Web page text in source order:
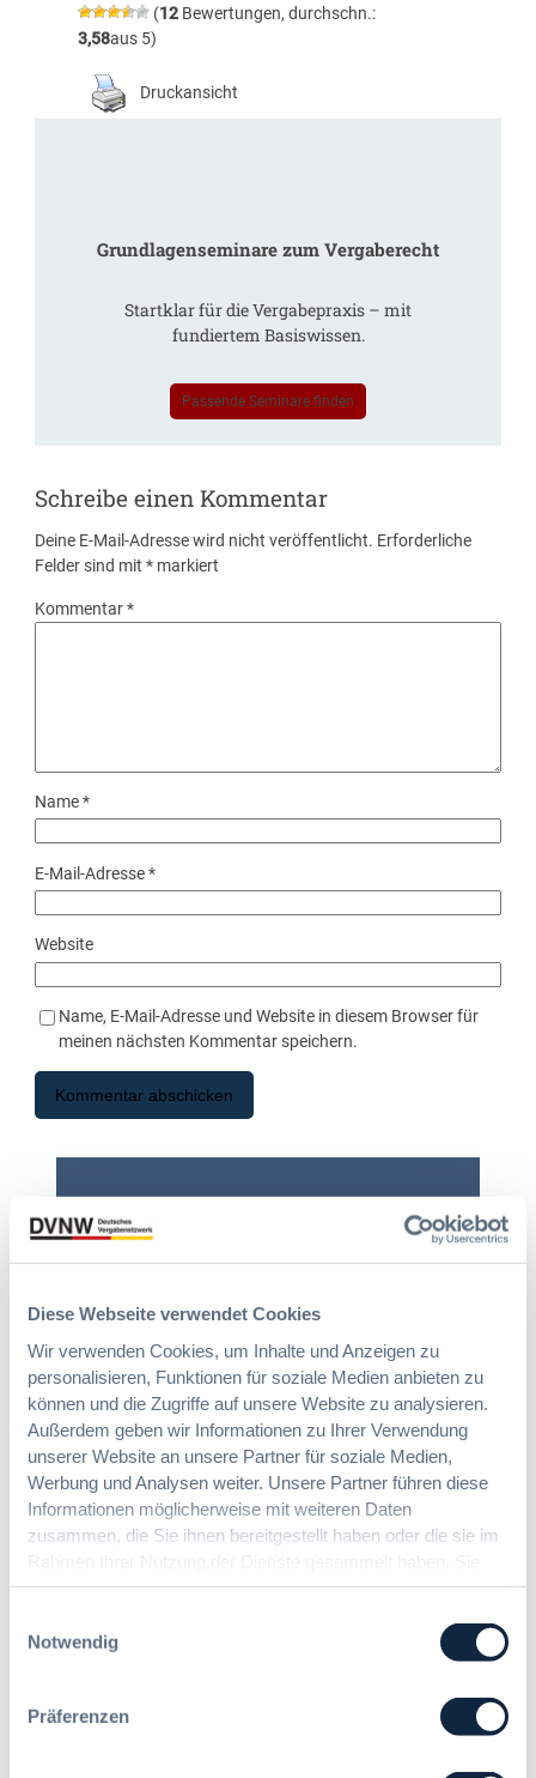
Diese Webseite verwendet Cookies
Wir verwenden Cookies, um Inhalte und Anzeigen zu
personalisieren, Funktionen für soziale Medien anbieten zu
können und die Zugriffe auf unsere Website zu analysieren.
Außerdem geben wir Informationen zu Ihrer Verwendung
unserer Website an unsere Partner für soziale Medien,
Werbung und Analysen weiter. Unsere Partner führen diese
Informationen möglicherweise mit weiteren Daten
zusammen, die Sie ihnen bereitgestellt haben oder die sie im
geben Einwilligung zu unseren Cookies, wenn Sie unsere
Notwendig
Präferenzen
(12Bewertungen, durchschn.:
3,58aus 5)
Druckansicht
Grundlagenseminare zum Vergaberecht
Startklar für die Vergabepraxis – mit
fundiertem Basiswissen.
Passende Seminare finden
Schreibe einen Kommentar
Deine E-Mail-Adresse wird nicht veröffentlicht. Erforderliche
Felder sind mit* markiert
Kommentar*
Name*
E-Mail-Adresse*
Website
Name, E-Mail-Adresse und Website in diesem Browser für
meinen nächsten Kommentar speichern.
Suche
Autor:innen
Zurücksetzen